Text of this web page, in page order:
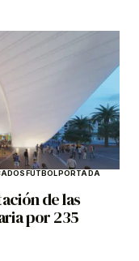
FÚTBOLPORTADA
de las
por 235